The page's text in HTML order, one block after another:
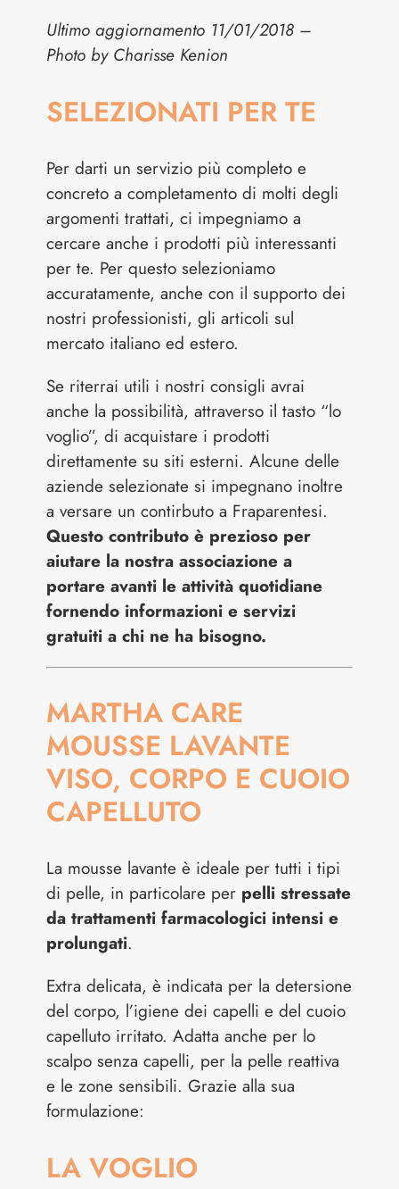
Ultimo aggiornamento 11/01/2018 –
Photo by Charisse Kenion
SELEZIONATI PER TE
Per darti un servizio più completo e
concreto a completamento di molti degli
argomenti trattati, ci impegniamo a
cercare anche i prodotti più interessanti
per te. Per questo selezioniamo
accuratamente, anche con il supporto dei
nostri professionisti, gli articoli sul
mercato italiano ed estero.
Se riterrai utili i nostri consigli avrai
anche la possibilità, attraverso il tasto “lo
voglio”, di acquistare i prodotti
direttamente su siti esterni. Alcune delle
aziende selezionate si impegnano inoltre
a versare un contirbuto a Fraparentesi.
Questo contributo è prezioso per
aiutare la nostra associazione a
portare avanti le attività quotidiane
fornendo informazioni e servizi
gratuiti a chi ne ha bisogno.
MARTHA CARE
MOUSSE LAVANTE
VISO, CORPO E CUOIO
CAPELLUTO
La mousse lavante è ideale per tutti i tipi
di pelle, in particolare per pelli stressate
da trattamenti farmacologici intensi e
prolungati.
Extra delicata, è indicata per ladetersione
del corpo, l’igiene dei capelli e del cuoio
capelluto irritato. Adatta anche per lo
scalpo senza capelli, per la pelle reattiva
e le zone sensibili. Grazie alla sua
formulazione:
LA VOGLIO